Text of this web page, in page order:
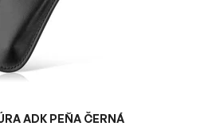
ADK PEŇA ČERNÁ